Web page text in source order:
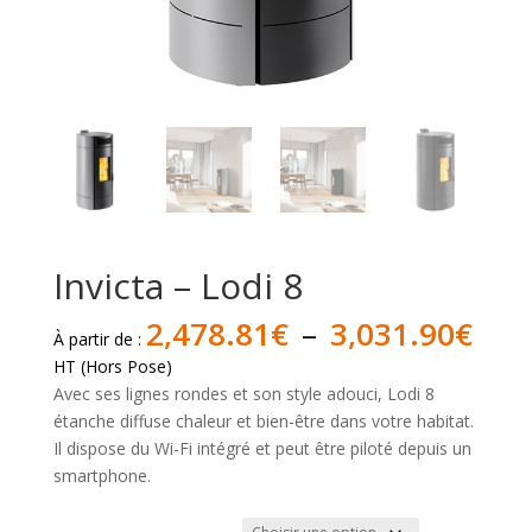
Invicta – Lodi 8
À partir de : 2,478.81€ – 3,031.90€
de
à
HT (Hors Pose)
Avec ses lignes rondes et son style adouci, Lodi 8
étanche diffuse chaleur et bien-être dans votre habitat.
Il dispose du Wi-Fi intégré et peut être piloté depuis un
smartphone.